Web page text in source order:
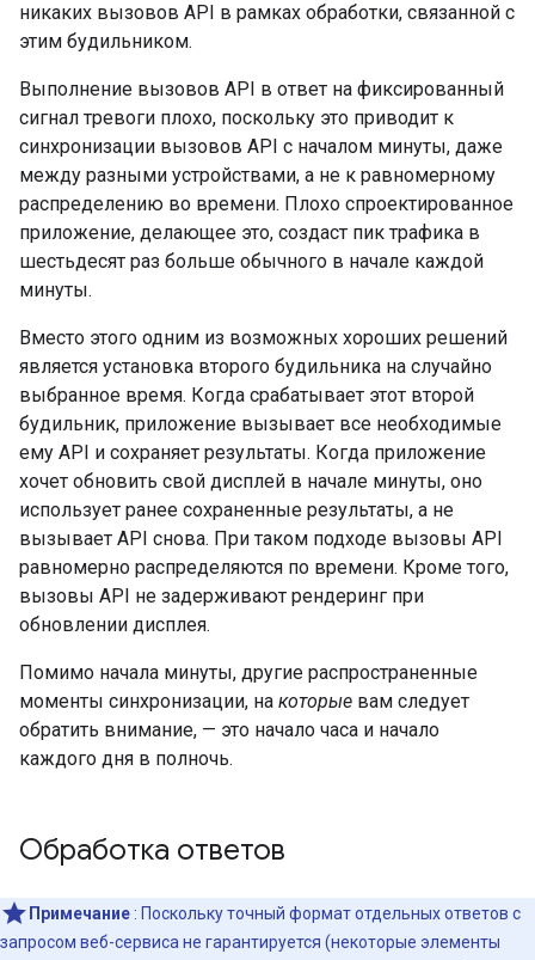
никаких вызовов API в рамках обработки, связанной с
этим будильником.
Выполнение вызовов API в ответ на фиксированный
сигнал тревоги плохо, поскольку это приводит к
синхронизации вызовов API с началом минуты, даже
между разными устройствами, а не к равномерному
распределению во времени. Плохо спроектированное
приложение, делающее это, создаст пик трафика в
шестьдесят раз больше обычного в начале каждой
минуты.
Вместо этого одним из возможных хороших решений
является установка второго будильника на случайно
выбранное время. Когда срабатывает этот второй
будильник, приложение вызывает все необходимые
ему API и сохраняет результаты. Когда приложение
хочет обновить свой дисплей в начале минуты, оно
использует ранее сохраненные результаты, а не
вызывает API снова. При таком подходе вызовы API
равномерно распределяются по времени. Кроме того,
вызовы API не задерживают рендеринг при
обновлении дисплея.
Помимо начала минуты, другие распространенные
моменты синхронизации, на которые вам следует
обратить внимание, — это начало часа и начало
каждого дня в полночь.
Обработка ответов
Примечание : Поскольку точный формат отдельных ответов с
запросом веб-сервиса не гарантируется (некоторые элементы